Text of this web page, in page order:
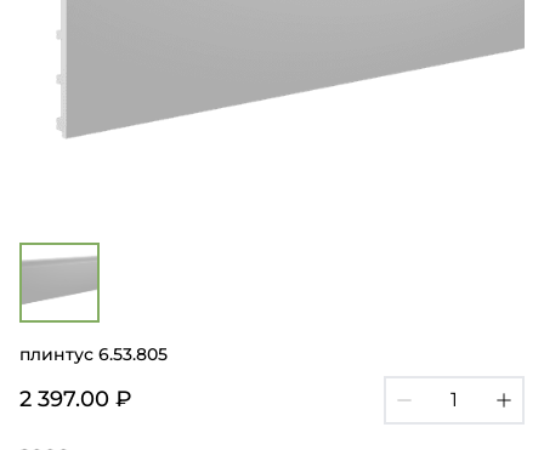
плинтус 6.53.805
2 397.00 ₽